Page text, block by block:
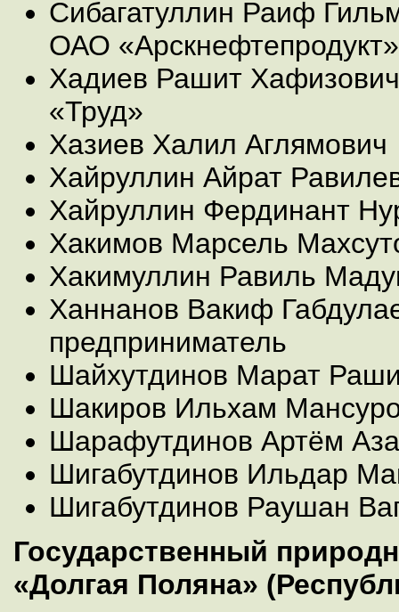
Сибагатуллин Раиф
ОАО «Арскнефтепродукт»
Хадиев Рашит
«Труд»
Хазиев Халил Аглямович
Хайруллин Айрат
Хайруллин Фердинант
Хакимов Марсель
Хакимуллин Равиль
Ханнанов Вакиф
предприниматель
Шайхутдинов Марат
Шакиров Ильхам
Шарафутдинов Артём
Шигабутдинов Ильдар
Шигабутдинов Раушан
Государственный
«Долгая Поляна»